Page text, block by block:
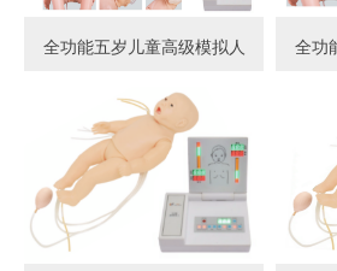
全功能五岁儿童高级模拟人 全功